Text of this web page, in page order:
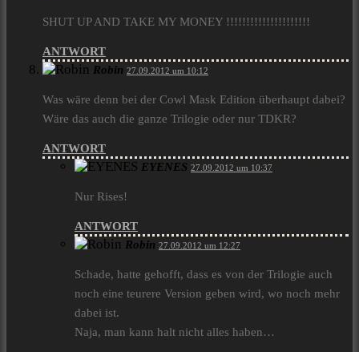
SHUT UP AND TAKE MY MONEY !!!!!!!!!!!!!!!!!!!!!
ANTWORT
Robin 27.09.2012 um 10:12
Was wäre denn bei der Cowl Mask Edition überhaupt dabei?
Wäre das auch die ganze Trilogie oder nur TDKR?
ANTWORT
EYENES 27.09.2012 um 10:37
Nur Rises!
ANTWORT
Robin 27.09.2012 um 12:27
Schade, hatte gehofft, dass es von der Trilogie auch
noch eine teurere Version geben wird, wo noch mehr
dabei ist.
Naja, man kann halt nicht alles haben…